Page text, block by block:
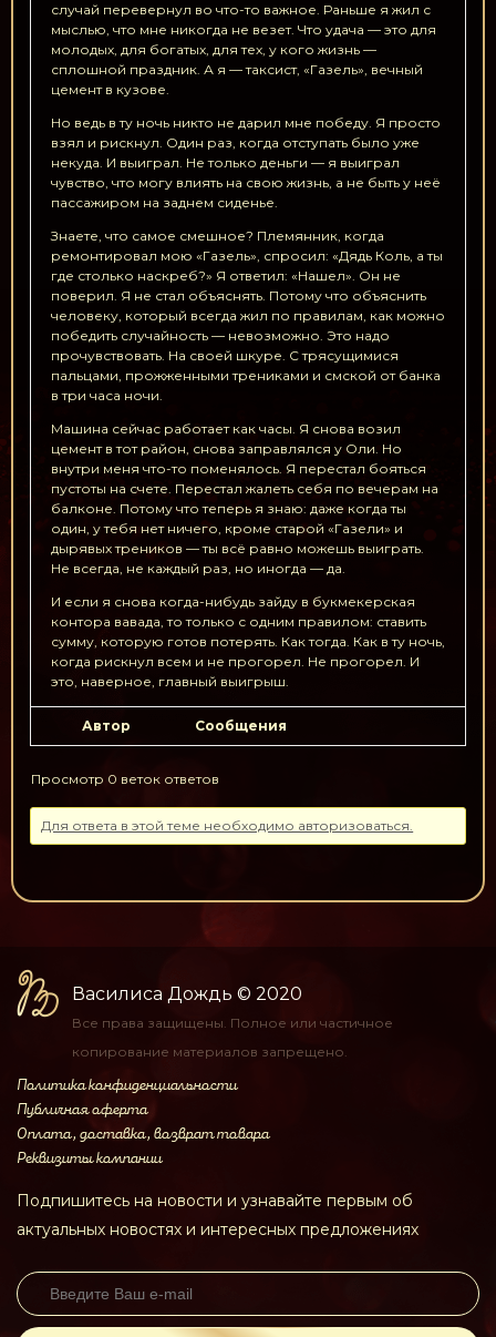
случай перевернул во что-то важное. Раньше я жил с
мыслью, что мне никогда не везет. Что удача — это для
молодых, для богатых, для тех, у кого жизнь —
сплошной праздник. А я — таксист, «Газель», вечный
цемент в кузове.
Но ведь в ту ночь никто не дарил мне победу. Я просто
взял и рискнул. Один раз, когда отступать было уже
некуда. И выиграл. Не только деньги — я выиграл
чувство, что могу влиять на свою жизнь, а не быть у неё
пассажиром на заднем сиденье.
Знаете, что самое смешное? Племянник, когда
ремонтировал мою «Газель», спросил: «Дядь Коль, а ты
где столько наскреб?» Я ответил: «Нашел». Он не
поверил. Я не стал объяснять. Потому что объяснить
человеку, который всегда жил по правилам, как можно
победить случайность — невозможно. Это надо
прочувствовать. На своей шкуре. С трясущимися
пальцами, прожженными трениками и смской от банка
в три часа ночи.
Машина сейчас работает как часы. Я снова возил
цемент в тот район, снова заправлялся у Оли. Но
внутри меня что-то поменялось. Я перестал бояться
пустоты на счете. Перестал жалеть себя по вечерам на
балконе. Потому что теперь я знаю: даже когда ты
один, у тебя нет ничего, кроме старой «Газели» и
дырявых треников — ты всё равно можешь выиграть.
Не всегда, не каждый раз, но иногда — да.
И если я снова когда-нибудь зайду в букмекерская
контора вавада, то только с одним правилом: ставить
сумму, которую готов потерять. Как тогда. Как в ту ночь,
когда рискнул всем и не прогорел. Не прогорел. И
это, наверное, главный выигрыш.
Автор Сообщения
Просмотр 0 веток ответов
Для ответа в этой теме необходимо авторизоваться.
Василиса Дождь © 2020
Все права защищены. Полное или частичное
копирование материалов запрещено.
Политика конфиденциальности
Публичная оферта
Оплата, доставка, возврат товара
Реквизиты компании
Подпишитесь на новости и узнавайте первым об
актуальных новостях и интересных предложениях